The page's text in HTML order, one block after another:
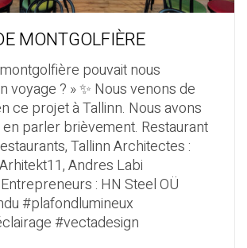
MONTGOLFIÈRE
pouvait nous
voyage ? » ✨ Nous venons de
ce projet à Tallinn. Nous avons
parler brièvement. Restaurant
Tallinn Architectes :
Andres Labi
: HN Steel OÜ
#plafondlumineux
#vectadesign